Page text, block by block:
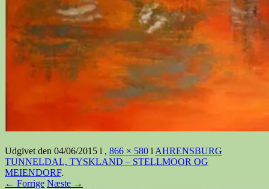
Udgivet den 04/06/2015 i , 866 × 580 i AHRENSBURG
TUNNELDAL, TYSKLAND – STELLMOOR OG
MEIENDORF.
← Forrige Næste →